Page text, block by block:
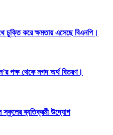
চুক্তি করে ক্ষমতায় এসেছে বিএনপি।
পক্ষ থেকে নগদ অর্থ বিতরণ।
স্কুলের ব্যতিক্রমী উদ্যোগ